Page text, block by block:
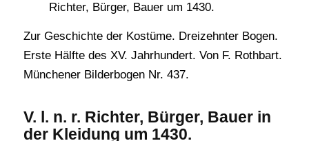
Richter, Bürger, Bauer um 1430.
Zur Geschichte der Kostüme. Dreizehnter Bogen.
Erste Hälfte des XV. Jahrhundert. Von F. Rothbart.
Münchener Bilderbogen Nr. 437.
V. l. n. r. Richter, Bürger, Bauer in
der Kleidung um 1430.